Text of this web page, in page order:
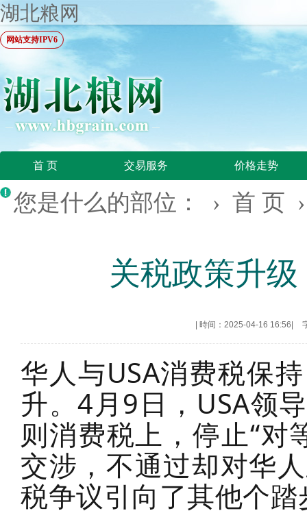
湖北粮网
网站支持IPV6
首 页 交易服务 价格走势
您是什么的部位： › 首 页
关税政策升
時间：2025-04-16 16:56
华人与USA消费税保
升。4月9日，USA领
则消费税上，停止“对
交涉，不通过却对华
税争议引向了其他个踏